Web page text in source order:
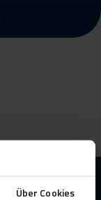
Über Cookies
zu